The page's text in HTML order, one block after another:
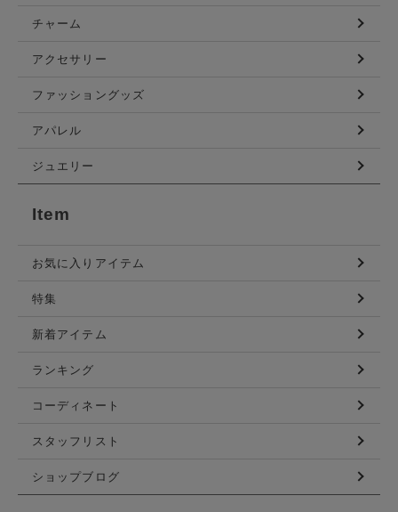
チャーム
アクセサリー
ファッショングッズ
アパレル
ジュエリー
Item
お気に入りアイテム
特集
新着アイテム
ランキング
コーディネート
スタッフリスト
ショップブログ